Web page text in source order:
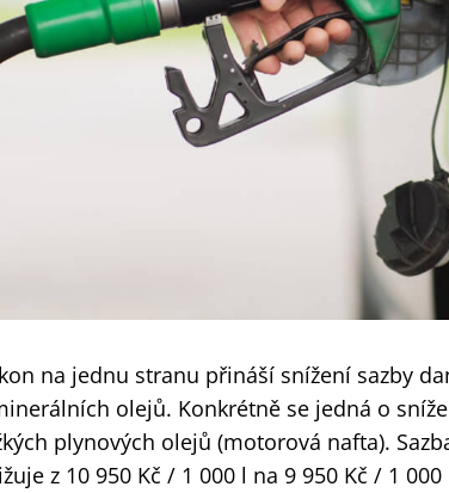
na jednu stranu přináší snížení sazby
olejů. Konkrétně se jedná o
plynových olejů (motorová nafta).
z 10 950 Kč / 1 000 l na 9 950 Kč / 1